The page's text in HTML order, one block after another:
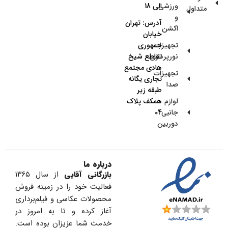
متداول
ورزشی
و
اکشن
تجهیزات
نورپردازی
تجهیزات
صدا
لوازم
جانبی
دوربین
الی 18
آدرس: تهران
خیابان
جمهوری
تقاطع شیخ
هادی مجتمع
تجاری یگانه
طبقه زیر
همکف پلاک
04
درباره ما
بازرگانی آقایی
از سال ۱۳۶۵
فعالیت خود را در زمینه فروش
محصولات عکاسی و فیلم‌برداری
آغاز کرده و تا به امروز در
خدمت شما عزیزان بوده است.